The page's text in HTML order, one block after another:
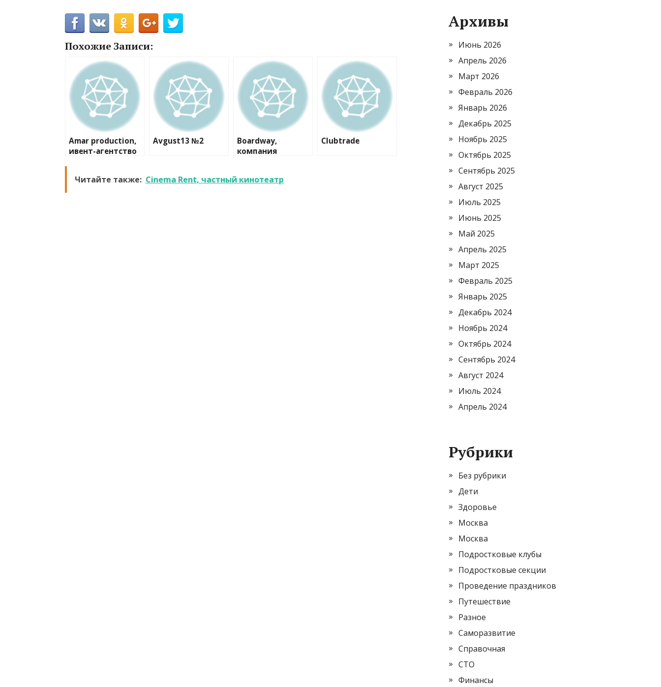
Похожие Записи:
Amar production,
ивент-агентство
Avgust13 №2
Boardway,
компания
Clubtrade
Читайте также: Cinema Rent, частный кинотеатр
Архивы
Июнь 2026
Апрель 2026
Март 2026
Февраль 2026
Январь 2026
Декабрь 2025
Ноябрь 2025
Октябрь 2025
Сентябрь 2025
Август 2025
Июль 2025
Июнь 2025
Май 2025
Апрель 2025
Март 2025
Февраль 2025
Январь 2025
Декабрь 2024
Ноябрь 2024
Октябрь 2024
Сентябрь 2024
Август 2024
Июль 2024
Апрель 2024
Рубрики
Без рубрики
Дети
Здоровье
Москва
Москва
Подростковые клубы
Подростковые секции
Проведение праздников
Путешествие
Разное
Саморазвитие
Справочная
СТО
Финансы